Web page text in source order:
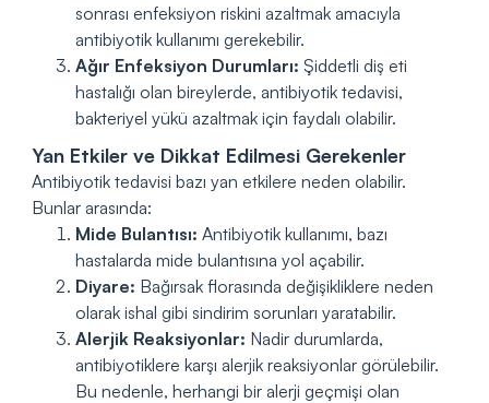
sonrası enfeksiyon riskini azaltmak amacıyla
antibiyotik kullanımı gerekebilir.
Ağır Enfeksiyon Durumları: Şiddetli diş eti
hastalığı olan bireylerde, antibiyotik tedavisi,
bakteriyel yükü azaltmak için faydalı olabilir.
Yan Etkiler ve Dikkat Edilmesi Gerekenler
Antibiyotik tedavisi bazı yan etkilere neden olabilir.
Bunlar arasında:
Mide Bulantısı: Antibiyotik kullanımı, bazı
hastalarda mide bulantısına yol açabilir.
Diyare: Bağırsak florasında değişikliklere neden
olarak ishal gibi sindirim sorunları yaratabilir.
Alerjik Reaksiyonlar: Nadir durumlarda,
antibiyotiklere karşı alerjik reaksiyonlar görülebilir.
Bu nedenle, herhangi bir alerji geçmişi olan